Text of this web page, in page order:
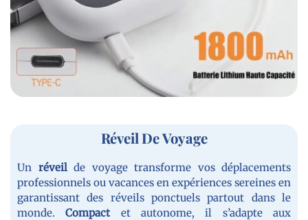
Réveil De Voyage
Un réveilde voyage transforme vos déplacements
professionnels ou vacances en expériences sereines en
garantissant des réveils ponctuels partout dans le
monde.Compactet autonome, il s’adapte aux